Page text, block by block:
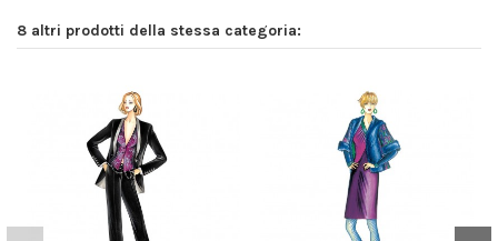
8 altri prodotti della stessa categoria: